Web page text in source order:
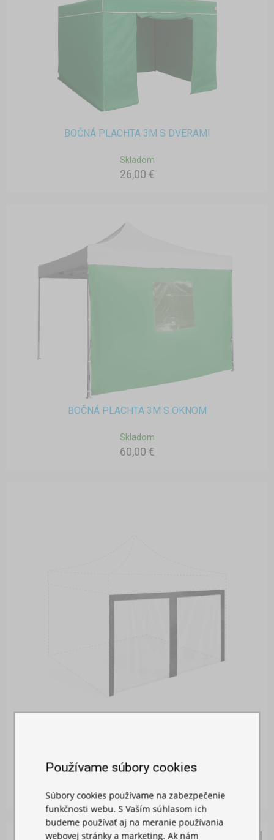
BOČNÁ PLACHTA 3M S DVERAMI
Skladom
26,00 €
BOČNÁ PLACHTA 3M S OKNOM
Skladom
60,00 €
Skladom
26,00 €
Používame súbory cookies
Súbory cookies používame na zabezpečenie
funkčnosti webu. S Vaším súhlasom ich
budeme používať aj na meranie používania
webovej stránky a marketing. Ak nám